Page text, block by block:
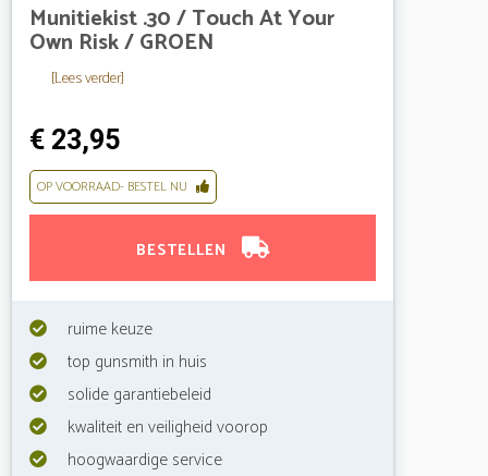
Munitiekist .30 / Touch At Your
Own Risk / GROEN
[Lees verder]
€ 23,95
OP VOORRAAD- BESTEL NU
BESTELLEN
ruime keuze
top gunsmith in huis
solide garantiebeleid
kwaliteit en veiligheid voorop
hoogwaardige service